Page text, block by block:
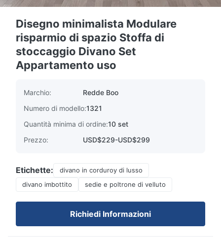
Disegno minimalista Modulare
risparmio di spazio Stoffa di
stoccaggio Divano Set
Appartamento uso
Marchio:
Redde Boo
Numero di modello:1321
Quantità minima di ordine:10 set
Prezzo:
USD$229-USD$299
Etichette:
divano in corduroy di lusso
divano imbottito
sedie e poltrone di velluto
Richiedi Informazioni